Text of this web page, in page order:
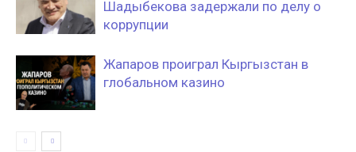
Шадыбекова задержали по делу о
коррупции
Жапаров проиграл Кыргызстан в
глобальном казино